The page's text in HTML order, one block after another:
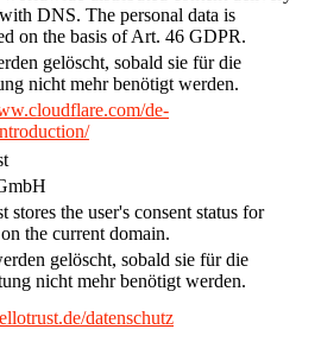
DNS. The personal data is
on the basis of Art. 46 GDPR.
gelöscht, sobald sie für die
nicht mehr benötigt werden.
de-
stores the user's consent status for
the current domain.
gelöscht, sobald sie für die
nicht mehr benötigt werden.
datenschutz